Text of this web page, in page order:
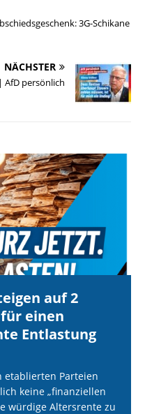
3G-Schikane
NÄCHSTER
AfD persönlich
auf 2
einen
Entlastung
etablierten Parteien
keine „finanziellen
würdige Altersrente zu